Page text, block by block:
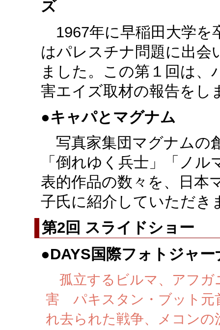
ズ
1967年に早稲田大学を
はパレスチナ問題に出会
ました。この第１回は、
害エイズ取材の報告をし
●キャパとマグナム
写真家集団マグナムの
「倒れゆく兵士」「ノ
表的作品の数々を、日本
子氏に紹介していただき
第2回 スライドショ
●DAYS国際フォトジャ
孤立するビルマ、アフガ
害 パキスタン・ブット元
れ去られた戦争、メコン